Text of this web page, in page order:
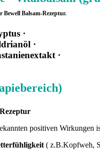
Balsam-Rezeptur.
·
·
·
positiven Wirkungen
( z.B.Kopfweh,